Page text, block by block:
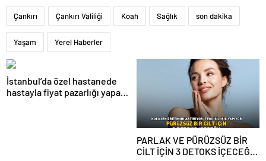
Çankırı Çankırı Valiliği Koah Sağlık son dakika
Yaşam Yerel Haberler
İstanbul’da özel hastanede
hastayla fiyat pazarlığı yapan
PARLAK VE PÜRÜZSÜZ BİR
CİLT İÇİN 3 DETOKS İÇECEĞİ!